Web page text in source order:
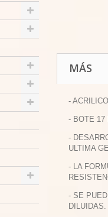
MÁS
-
- BOTE 17
-
ULTIMA
- LA
- SE
DILUIDAS.